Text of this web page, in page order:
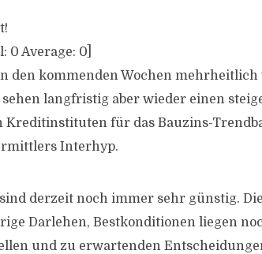
0 Average: 0
den kommenden Wochen
langfristig aber wieder einen
Kreditinstituten für das Bauzins-
Interhyp.
derzeit noch immer sehr günstig.
Darlehen, Bestkonditionen liegen
und zu erwartenden